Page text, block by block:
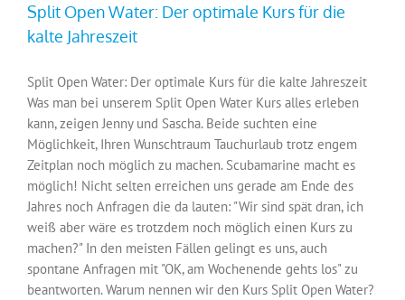
Split Open Water: Der optimale Kurs für die
kalte Jahreszeit
Split Open Water: Der optimale Kurs für die kalte Jahreszeit
Was man bei unserem Split Open Water Kurs alles erleben
kann, zeigen Jenny und Sascha. Beide suchten eine
Möglichkeit, Ihren Wunschtraum Tauchurlaub trotz engem
Zeitplan noch möglich zu machen. Scubamarine macht es
möglich! Nicht selten erreichen uns gerade am Ende des
Jahres noch Anfragen die da lauten: "Wir sind spät dran, ich
weiß aber wäre es trotzdem noch möglich einen Kurs zu
machen?" In den meisten Fällen gelingt es uns, auch
spontane Anfragen mit "OK, am Wochenende gehts los" zu
beantworten. Warum nennen wir den Kurs Split Open Water?